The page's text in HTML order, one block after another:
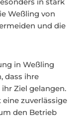
Weßling von
und die
in Weßling
dass ihre
Ziel gelangen.
zuverlässige
den Betrieb